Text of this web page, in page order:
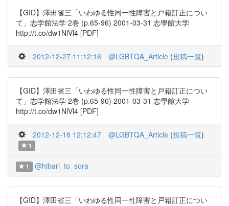
【GID】澤田省三「いわゆる性同一性障害と戸籍訂正につい
て」志学館法学 2巻 (p.65-96) 2001-03-31 志學館大学
http://t.co/dw1NlVl4 [PDF]
2012-12-27 11:12:16 @LGBTQA_Article (投稿一覧)
【GID】澤田省三「いわゆる性同一性障害と戸籍訂正につい
て」志学館法学 2巻 (p.65-96) 2001-03-31 志學館大学
http://t.co/dw1NlVl4 [PDF]
2012-12-18 12:12:47 @LGBTQA_Article (投稿一覧)
1
1 @hibari_to_sora
【GID】澤田省三「いわゆる性同一性障害と戸籍訂正につい